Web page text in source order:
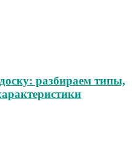
разбираем типы,